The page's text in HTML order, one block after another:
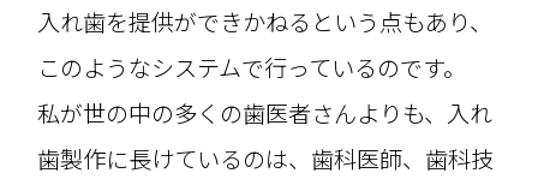
入れ歯を提供ができかねるという点もあり、
このようなシステムで行っているのです。
私が世の中の多くの歯医者さんよりも、入れ
歯製作に長けているのは、歯科医師、歯科技